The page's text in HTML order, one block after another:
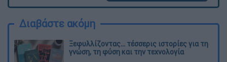
Διαβάστε ακόμη
Ξεφυλλίζοντας... τέσσερις ιστορίες για τη
γνώση, τη φύση και την τεχνολογία